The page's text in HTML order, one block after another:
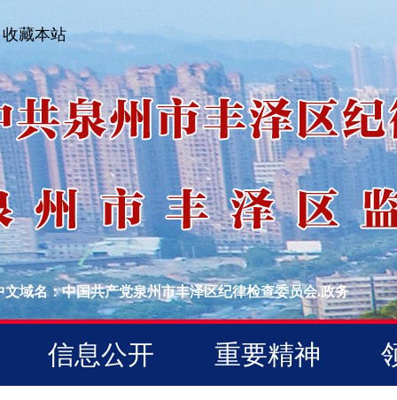
收藏本站
文域名：中国共产党泉州市丰泽区纪律检查委员会.政务
信息公开 重要精神